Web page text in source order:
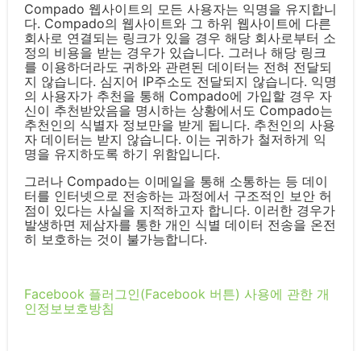
Compado 웹사이트의 모든 사용자는 익명을 유지합니
다. Compado의 웹사이트와 그 하위 웹사이트에 다른
회사로 연결되는 링크가 있을 경우 해당 회사로부터 소
정의 비용을 받는 경우가 있습니다. 그러나 해당 링크
를 이용하더라도 귀하와 관련된 데이터는 전혀 전달되
지 않습니다. 심지어 IP주소도 전달되지 않습니다. 익명
의 사용자가 추천을 통해 Compado에 가입할 경우 자
신이 추천받았음을 명시하는 상황에서도 Compado는
추천인의 식별자 정보만을 받게 됩니다. 추천인의 사용
자 데이터는 받지 않습니다. 이는 귀하가 철저하게 익
명을 유지하도록 하기 위함입니다.
그러나 Compado는 이메일을 통해 소통하는 등 데이
터를 인터넷으로 전송하는 과정에서 구조적인 보안 허
점이 있다는 사실을 지적하고자 합니다. 이러한 경우가
발생하면 제삼자를 통한 개인 식별 데이터 전송을 온전
히 보호하는 것이 불가능합니다.
Facebook 플러그인(Facebook 버튼) 사용에 관한 개
인정보보호방침